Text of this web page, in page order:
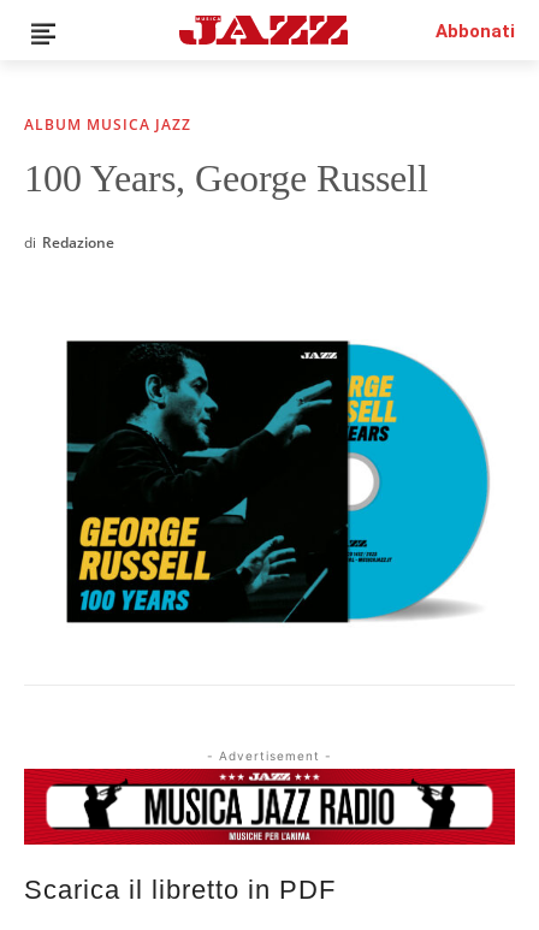
QUESTO È UN CONTENUTO PREMIUM!ABBONATI!
Abbonati
ALBUM MUSICA JAZZ
100 Years, George Russell
di Redazione
- Advertisement -
Scarica il libretto in PDF